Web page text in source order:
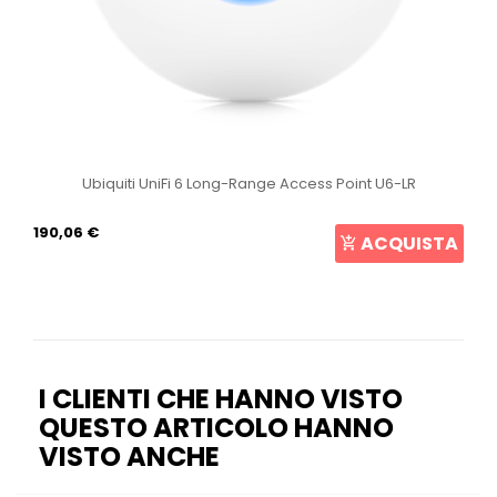
Ubiquiti UniFi 6 Long-Range Access Point U6-LR
190,06 € ACQUISTA
I CLIENTI CHE HANNO VISTO
QUESTO ARTICOLO HANNO
VISTO ANCHE